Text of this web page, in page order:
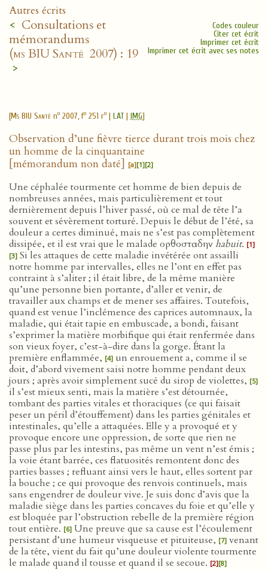
Autres écrits
< Consultations et
mémorandums
(ms BIU Santé 2007) : 19
>
Codes couleur
Citer cet écrit
Imprimer cet écrit
Imprimer cet écrit avec ses notes
[Ms BIU Santé no 2007, fo 251 ro | LAT| IMG]
Observation d’une fièvre tierce durant trois mois chez
un homme de la cinquantaine
[mémorandum non daté] [a][1][2]
Une céphalée tourmente cet homme de bien depuis de
nombreuses années, mais particulièrement et tout
dernièrement depuis l’hiver passé, où ce mal de tête l’a
souvent et sévèrement torturé. Depuis le début de l’été, sa
douleur a certes diminué, mais ne s’est pas complètement
dissipée, et il est vrai que le malade ορθοσταδην habuit. [1]
[3] Si les attaques de cette maladie invétérée ont assailli
notre homme par intervalles, elles ne l’ont en effet pas
contraint à s’aliter ; il était libre, de la même manière
qu’une personne bien portante, d’aller et venir, de
travailler aux champs et de mener ses affaires. Toutefois,
quand est venue l’inclémence des caprices automnaux, la
maladie, qui était tapie en embuscade, a bondi, faisant
s’exprimer la matière morbifique qui était renfermée dans
son vieux foyer, c’est-à-dire dans la gorge. Étant la
première enflammée, [4] un enrouement a, comme il se
doit, d’abord vivement saisi notre homme pendant deux
jours ; après avoir simplement sucé du sirop de violettes, [5]
il s’est mieux senti, mais la matière s’est détournée,
tombant des parties vitales et thoraciques (ce qui faisait
peser un péril d’étouffement) dans les parties génitales et
intestinales, qu’elle a attaquées. Elle y a provoqué et y
provoque encore une oppression, de sorte que rien ne
passe plus par les intestins, pas même un vent n’est émis ;
la voie étant barrée, ces flatuosités remontent donc des
parties basses ; refluant ainsi vers le haut, elles sortent par
la bouche ; ce qui provoque des renvois continuels, mais
sans engendrer de douleur vive. Je suis donc d’avis que la
maladie siège dans les parties concaves du foie et qu’elle y
est bloquée par l’obstruction rebelle de la première région
tout entière. [6] Une preuve que sa cause est l’écoulement
persistant d’une humeur visqueuse et pituiteuse, [7] venant
de la tête, vient du fait qu’une douleur violente tourmente
le malade quand il tousse et quand il se secoue. [2][8]